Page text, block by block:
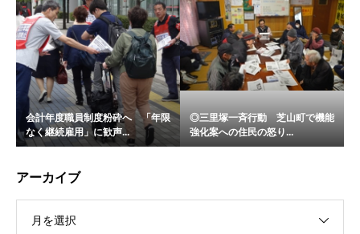
会計年度職員制度粉砕へ 「年限
なく継続雇用」に歓声...
◎三里塚一斉行動 芝山町で機能
強化案への住民の怒り...
アーカイブ
月を選択